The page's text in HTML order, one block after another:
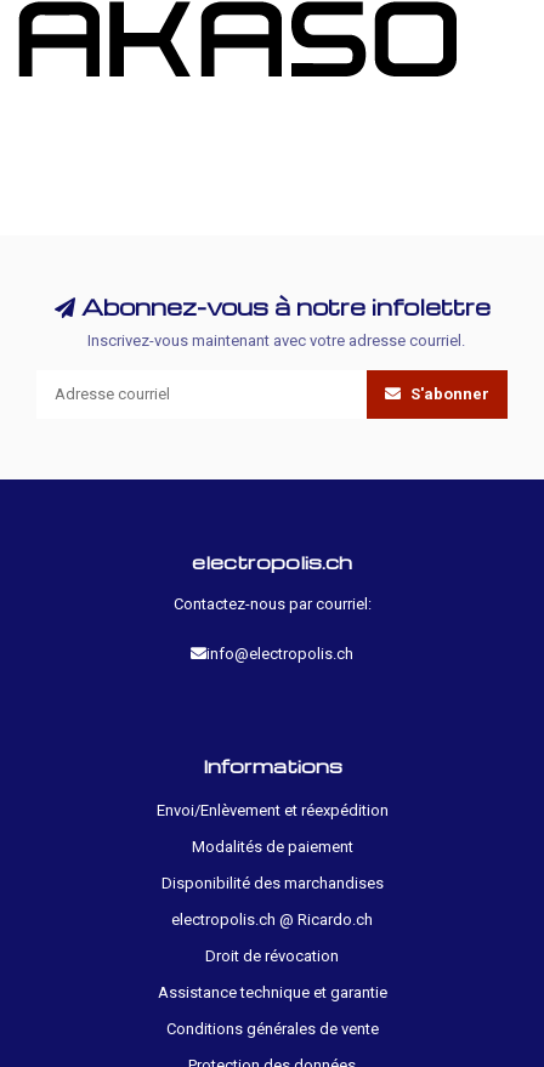
Abonnez-vous à notre infolettre
Inscrivez-vous maintenant avec votre adresse courriel.
S'abonner
electropolis.ch
Contactez-nous par courriel:
info@electropolis.ch
Informations
Envoi/Enlèvement et réexpédition
Modalités de paiement
Disponibilité des marchandises
electropolis.ch @ Ricardo.ch
Droit de révocation
Assistance technique et garantie
Conditions générales de vente